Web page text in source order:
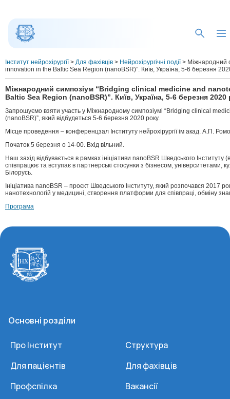
Інститут нейрохірургії> Для фахівців > Нейрохірургічні події> Міжнародний
innovation in the Baltic Sea Region (nanoBSR)”. Київ, Україна, 5-6 березня
Міжнародний симпозіум “Bridging clinical medicine and
Baltic Sea Region (nanoBSR)”. Київ, Україна, 5-6 березня 2020
Запрошуємо взяти участь у Міжнародному симпозіумі “Bridging clinical
(nanoBSR)”, який відбудеться 5-6 березня 2020 року.
Місце проведення – конференцзал Інституту нейрохірургії ім акад. А.П.
Початок 5 березня о 14-00. Вхід вільний.
Наш захід відбувається в рамках ініціативи nanoBSR Шведського Інституту
співпрацює та вступає в партнерські стосунки з бізнесом, університетами,
Білорусь.
Ініціатива nanoBSR – проєкт Шведського Інституту, який розпочався 2017
нанотехнологій у медицині, створення платформи для співпраці, обміну
Програма
Основні розділи
Про Інститут
Структура
Для пацієнтів
Для фахівців
Профспілка
Вакансії